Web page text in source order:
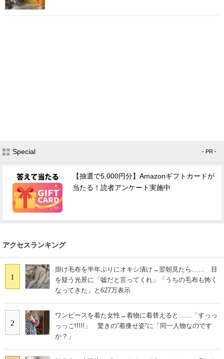
Special - PR -
【抽選で5,000円分】Amazonギフトカードが
当たる！読者アンケート実施中
アクセスランキング
1
掛け毛布を半年ぶりにオキシ漬け→翌朝見たら…… 目
を疑う光景に「嘘だと言ってくれ」「うちの毛布も怖く
なってきた」と627万表示
2
ワンピースを着た女性→着物に着替えると……「すっっ
っっご!!!!!」 驚きの“着痩せ姿”に「同一人物なのです
か？」